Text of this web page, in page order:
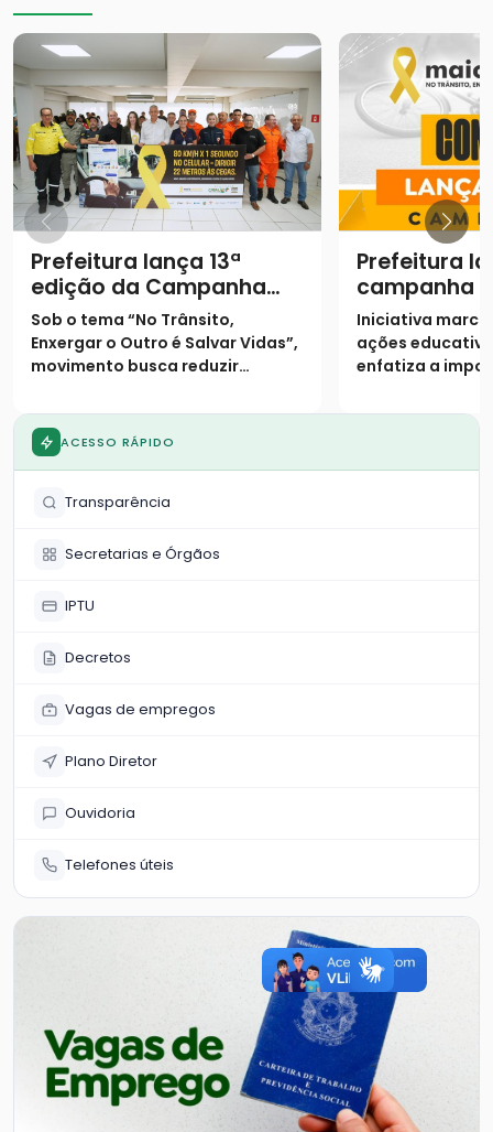
Prefeitura lança 13ª
edição da Campanha
Maio Amarelo com foco
na empatia no trânsito
Sob o tema “No Trânsito,
Enxergar o Outro é Salvar Vidas”,
movimento busca reduzir
população sobre o crescimento
da frota local
Prefeitura
campanha
Amarelo"
Iniciativa marca
ações
enfatiza a
ACESSO RÁPIDO
Transparência
Secretarias e Órgãos
IPTU
Decretos
Vagas de empregos
Plano Diretor
Ouvidoria
Telefones úteis